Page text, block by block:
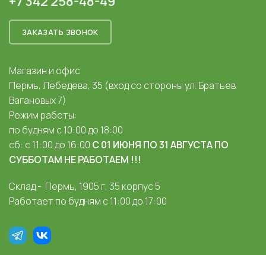
ЗАКАЗАТЬ ЗВОНОК
Магазин и офис
Пермь, Лебедева, 35 (вход со стороны ул. Братьев
Вагановых 7)
Режим работы:
по будням с 10:00 до 18:00
сб: с 11:00 до 16:00 С 01 ИЮНЯ ПО 31 АВГУСТА ПО
СУББОТАМ НЕ РАБОТАЕМ !!!
Склад - Пермь, 1905 г, 35 корпус 5
Работает по будням с 11:00 до 17:00